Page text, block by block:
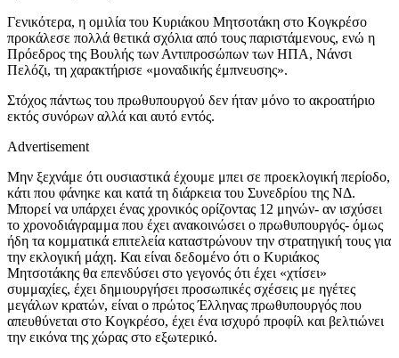
Γενικότερα, η ομιλία του Κυριάκου Μητσοτάκη στο Κογκρέσο
προκάλεσε πολλά θετικά σχόλια από τους παριστάμενους, ενώ η
Πρόεδρος της Βουλής των Αντιπροσώπων των ΗΠΑ, Νάνσι
Πελόζι, τη χαρακτήρισε «μοναδικής έμπνευσης».
Στόχος πάντως του πρωθυπουργού δεν ήταν μόνο το ακροατήριο
εκτός συνόρων αλλά και αυτό εντός.
Advertisement
Μην ξεχνάμε ότι ουσιαστικά έχουμε μπει σε προεκλογική περίοδο,
κάτι που φάνηκε και κατά τη διάρκεια του Συνεδρίου της ΝΔ.
Μπορεί να υπάρχει ένας χρονικός ορίζοντας 12 μηνών- αν ισχύσει
το χρονοδιάγραμμα που έχει ανακοινώσει ο πρωθυπουργός- όμως
ήδη τα κομματικά επιτελεία καταστρώνουν την στρατηγική τους για
την εκλογική μάχη. Και είναι δεδομένο ότι ο Κυριάκος
Μητσοτάκης θα επενδύσει στο γεγονός ότι έχει «χτίσει»
συμμαχίες, έχει δημιουργήσει προσωπικές σχέσεις με ηγέτες
μεγάλων κρατών, είναι ο πρώτος Έλληνας πρωθυπουργός που
απευθύνεται στο Κογκρέσο, έχει ένα ισχυρό προφίλ και βελτιώνει
την εικόνα της χώρας στο εξωτερικό.